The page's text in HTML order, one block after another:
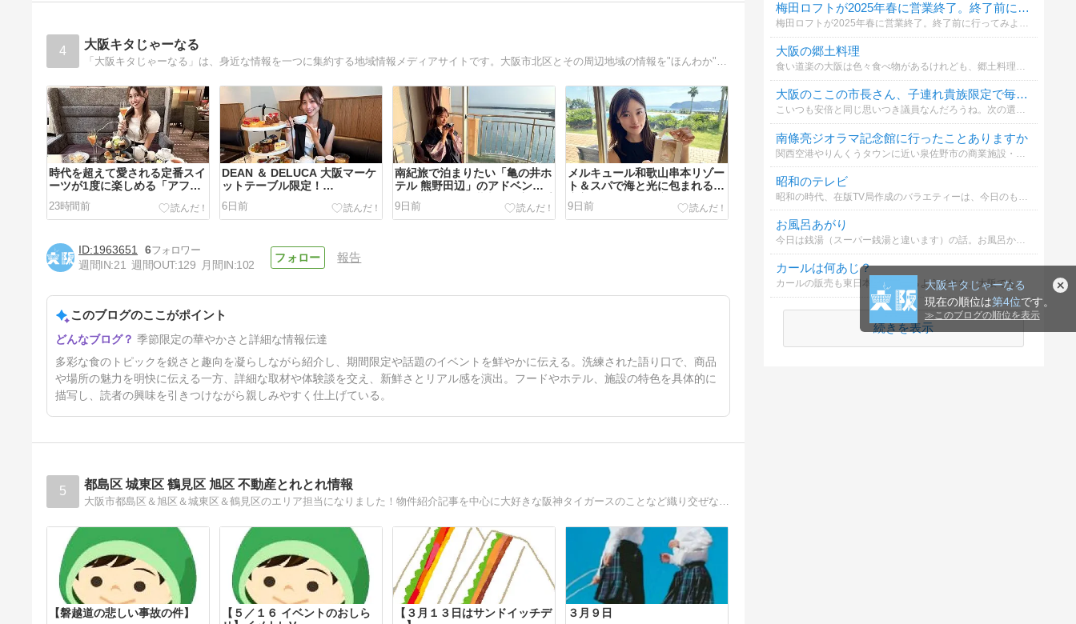
大阪キタじゃーなる
現在の順位は第4位です。
≫ このブログの順位を表示
4 大阪キタじゃーなる
時代を超えて愛される定番スイ
ーツが1度に楽しめる「アフタ
ヌーンティーセット ～レトロ
～」＠ホテルグランヴィア大阪
【7/1～9/30】
23時間前
DEAN ＆ DELUCA 大阪マーケ
ットテーブル限定！
『Tangentes』監修のアフタ
ヌーンティーが新登場♪【6/28
～】
6日前
南紀旅で泊まりたい「亀の井ホ
テル 熊野田辺」のアドベンチ
ャーワールドを満喫する宿泊プ
ランが登場♪
9日前
メルキュール和歌山串本リゾー
ト＆スパで海と光に包まれるご
褒美ステイ♡夏限定のウニラン
プ作り体験プランが登場♪
9日前
和歌山・太地町「花いろどりの
宿 花游」で過ごす心ほどける
泊プランが新登場！
12日前
1963651
6
週間IN:21 週間OUT:129 月間IN:102
報告
このブログのここがポイント
季節限定の華やかさと詳細な情報伝達
多彩な食のトピックを鋭さと趣向を凝らしながら紹介し、期間限定や話題のイベントを鮮やかに伝える。洗練された語り口で、商品
や場所の魅力を明快に伝える一方、詳細な取材や体験談を交え、新鮮さとリアル感を演出。フードやホテル、施設の特色を具体的に
描写し、読者の興味を引きつけながら親しみやすく仕上げている。
5 都島区 城東区 鶴見区 旭区 不動産とれとれ情報
【磐越道の悲しい事故の件】
【５／１６ イベントのおしら
【３月１３日はサンドイッチデ
３月９日
梅田ロフトが2025年春に営業終了。終了前に行ってみようとおもいますか？
梅田ロフトが2025年春に営業終了。終了前に行ってみようとおもいますか？
大阪の郷土料理
食い道楽の大阪は色々食べ物があるけれども、郷土料理ってなんだろう？その他を選んだ方は具体的な名前も書いてください。
大阪のここの市長さん、子連れ貴族限定で毎月5億円ばら蒔くとの事
こいつも安倍と同じ思いつき議員なんだろうね。次の選挙では間違いなく落ちるでしょう。投票者の大半が高齢者なんだから。
南條亮ジオラマ記念館に行ったことありますか
昭和のテレビ
昭和の時代、在版TV局作成のバラエティーは、今日のものとは比較にならんぐらいおもろかった。あなたのお気に入りの番組は？
お風呂あがり
今日は銭湯（スーパー銭湯と違います）の話。お風呂からあがったら冷たいもん飲むのが子供の時は楽しみ。皆さんは何が好きですか？大阪では、銭湯というと「いかるが牛乳」系がほぼ支配的でしたが（笑）。
カールは何あじ？
カールの販売も東日本では終わるようですな。大阪でも大人気のスナック菓子でが、皆さんはなに味が好きですか？大阪では絶対うすあじやと思うのですが。
続きを表示